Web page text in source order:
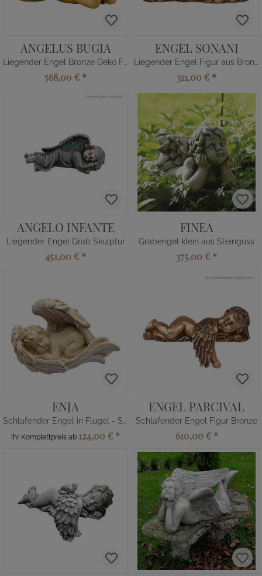
ANGELUS BUGIA
Liegender Engel Bronze Deko Figur
568,00 € *
ENGEL SONANI
Liegender Engel Figur aus Bronze
311,00 € *
ANGELO INFANTE
Liegender Engel Grab Skulptur
451,00 € *
FINEA
Grabengel klein aus Steinguss
375,00 € *
ENJA
Schlafender Engel in Flügel - Steinguss
Ihr Komplettpreis ab 124,00 € *
ENGEL PARCIVAL
Schlafender Engel Figur Bronze
610,00 € *